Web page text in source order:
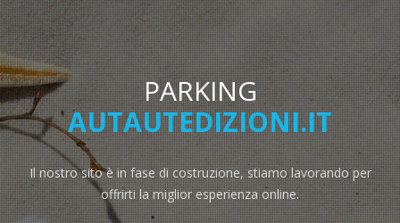
PARKING
AUTAUTEDIZIONI.IT
Il nostro sito è in fase di costruzione, stiamo lavorando per
offrirti la miglior esperienza online.